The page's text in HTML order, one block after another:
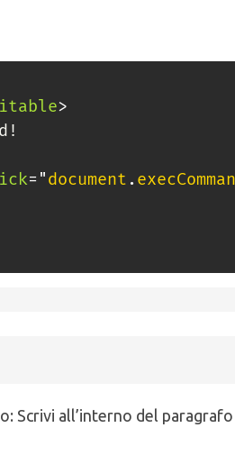
>
="document .
Scrivi all’interno del